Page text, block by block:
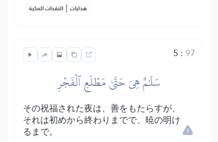
النفحات المكية | هدايات
5 :97
سَلَٰمٌ هِيَ حَتَّىٰ مَطۡلَعِ ٱلۡفَجۡرِ
その祝福された夜は、善をもたらすが、
それは初めから終わりまでで、暁の明け
るまで。